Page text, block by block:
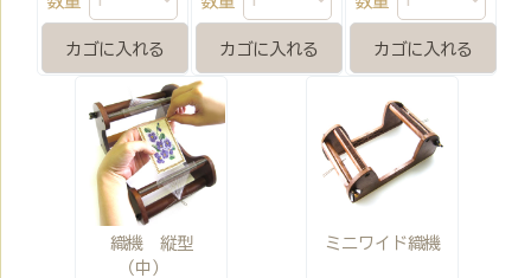
織機 縦型
（中）
ミニワイド織機